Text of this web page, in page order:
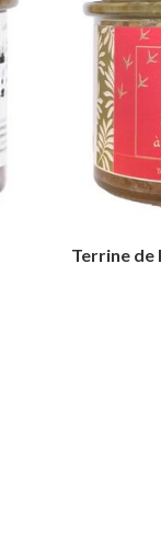
Terrine de